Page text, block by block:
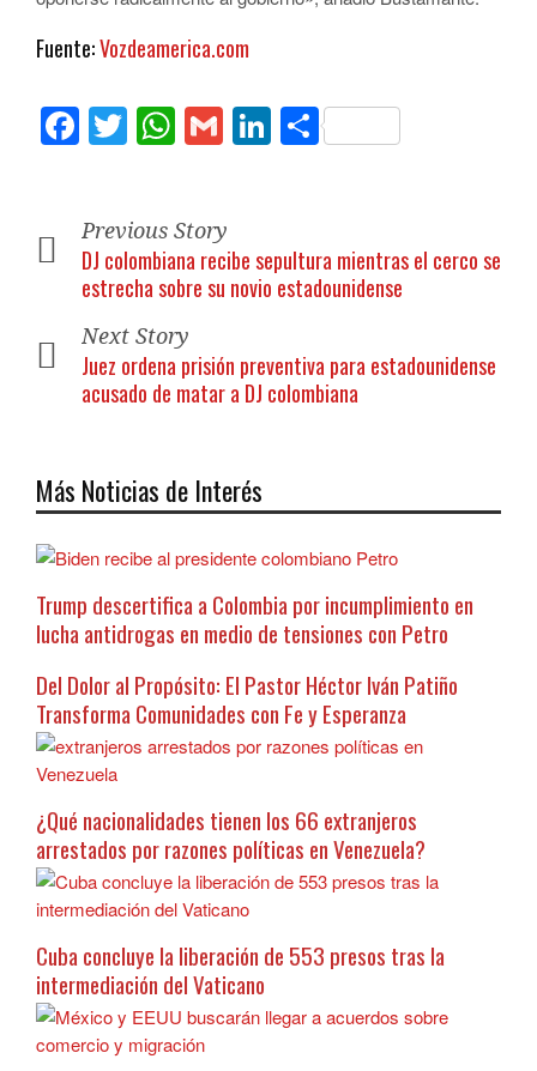
Fuente:Vozdeamerica.com
Facebook
Twitter
WhatsApp
GmailLinkedIn
Compartir
Previous Story
DJ colombiana recibe sepultura mientras el cerco se
estrecha sobre su novio estadounidense
Next Story
Juez ordena prisión preventiva para estadounidense
acusado de matar a DJ colombiana
Más Noticias de Interés
Trump descertifica a Colombia por incumplimiento en
lucha antidrogas en medio de tensiones con Petro
Del Dolor al Propósito: El Pastor Héctor Iván Patiño
Transforma Comunidades con Fe y Esperanza
¿Qué nacionalidades tienen los 66 extranjeros
arrestados por razones políticas en Venezuela?
Cuba concluye la liberación de 553 presos tras la
intermediación del Vaticano